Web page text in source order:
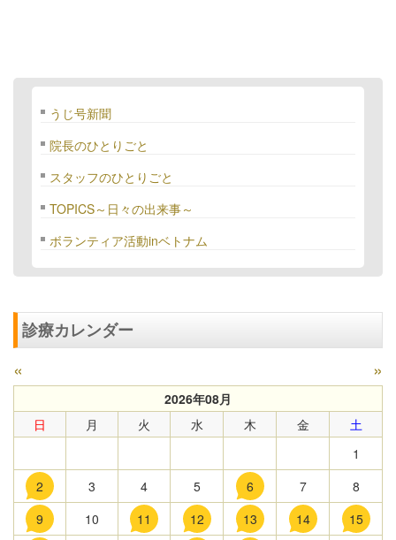
うじ号新聞
院長のひとりごと
スタッフのひとりごと
TOPICS～日々の出来事～
ボランティア活動inベトナム
診療カレンダー
« »
2026年08月
日
月 火 水 木 金
土
1
2
3 4 5 6 7
8
9
10 11 12 13 14
15